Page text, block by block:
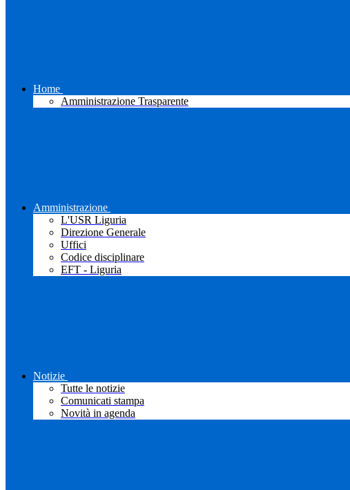
Home
Amministrazione Trasparente
Amministrazione
L'USR Liguria
Direzione Generale
Uffici
Codice disciplinare
EFT - Liguria
Notizie
Tutte le notizie
Comunicati stampa
Novità in agenda